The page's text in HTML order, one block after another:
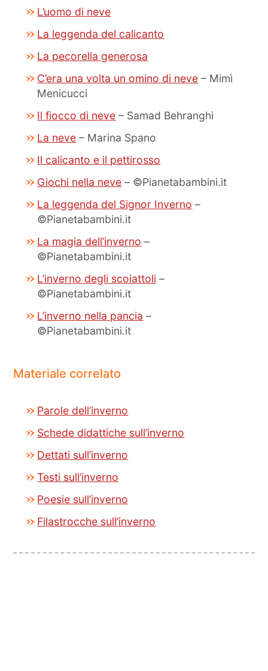
L’uomo di neve
La leggenda del calicanto
La pecorella generosa
C’era una volta un omino di neve – Mimì
Menicucci
Il fiocco di neve – Samad Behranghi
La neve – Marina Spano
Il calicanto e il pettirosso
Giochi nella neve – ©Pianetabambini.it
La leggenda del Signor Inverno –
©Pianetabambini.it
La magia dell’inverno –
©Pianetabambini.it
L’inverno degli scoiattoli –
©Pianetabambini.it
L’inverno nella pancia –
©Pianetabambini.it
Materiale correlato
Parole dell’inverno
Schede didattiche sull’inverno
Dettati sull’inverno
Testi sull’inverno
Poesie sull’inverno
Filastrocche sull’inverno